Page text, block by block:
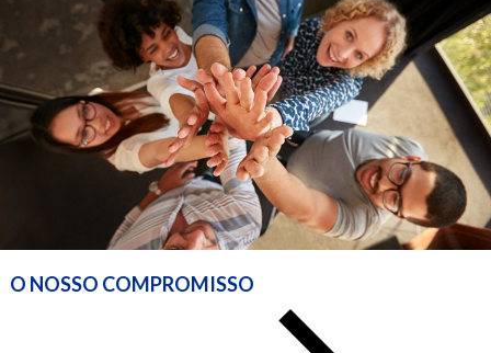
O NOSSO COMPROMISSO